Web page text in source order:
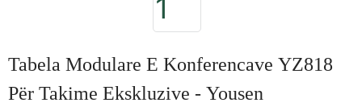
Tabela Modulare E Konferencave YZ818
Për Takime Ekskluzive - Yousen